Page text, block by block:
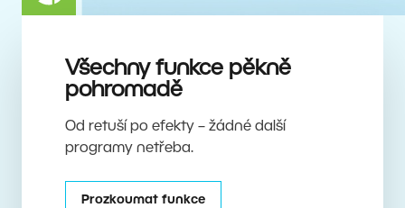
Všechny funkce pěkně
pohromadě
Od retuší po efekty – žádné další
programy netřeba.
Prozkoumat funkce